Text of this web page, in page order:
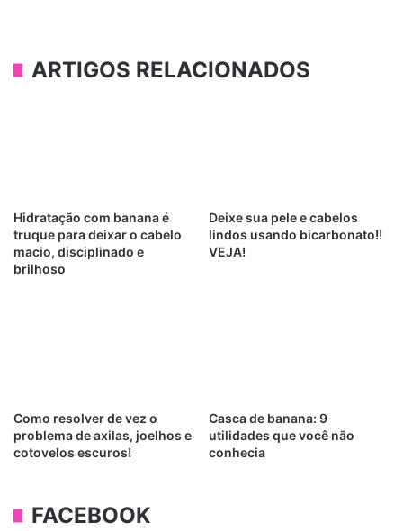
ARTIGOS RELACIONADOS
Hidratação com banana é
truque para deixar o cabelo
macio, disciplinado e
brilhoso
Deixe sua pele e cabelos
lindos usando bicarbonato!!
VEJA!
Como resolver de vez o
problema de axilas, joelhos e
cotovelos escuros!
Casca de banana: 9
utilidades que você não
conhecia
FACEBOOK